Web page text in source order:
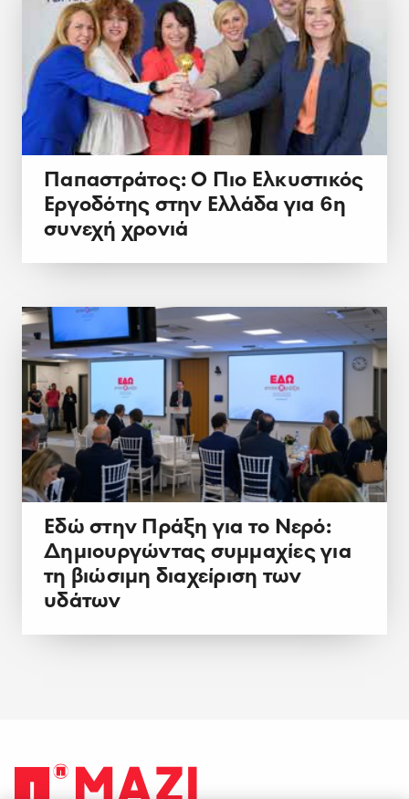
Παπαστράτος: Ο Πιο Ελκυστικός
Εργοδότης στην Ελλάδα για 6η
συνεχή χρονιά
Εδώ στην Πράξη για το Νερό:
Δημιουργώντας συμμαχίες για
τη βιώσιμη διαχείριση των
υδάτων